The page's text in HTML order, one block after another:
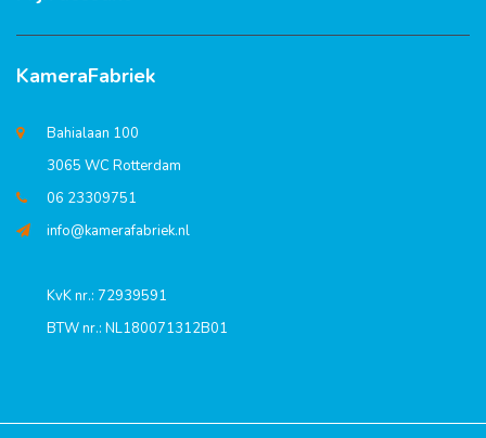
KameraFabriek
Bahialaan 100
3065 WC Rotterdam
06 23309751
info@kamerafabriek.nl
KvK nr.: 72939591
BTW nr.: NL180071312B01